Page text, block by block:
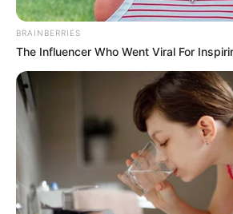
BRAINBERRIES
The Influencer Who Went Viral For